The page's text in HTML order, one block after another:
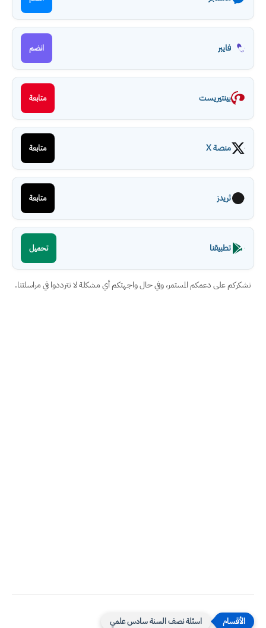
فايبر انضم
بينتيريست متابعة
منصة X متابعة
ثريدز متابعة
تطبيقنا تحميل
نشكركم على دعمكم المستمر، وفي حال واجهتكم أي مشكلة لا تترددوا في مراسلتنا.
اسئلة نصف السنة سادس علمي